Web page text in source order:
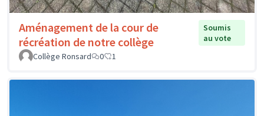
Aménagement de la cour de
récréation de notre collège
Soumis
au vote
Collège Ronsard
0 1